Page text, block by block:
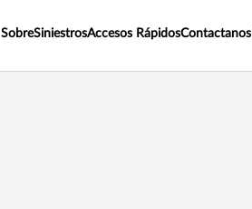
SobreSiniestrosAccesos RápidosContactanos